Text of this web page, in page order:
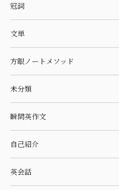
冠詞
文単
方眼ノートメソッド
未分類
瞬間英作文
自己紹介
英会話